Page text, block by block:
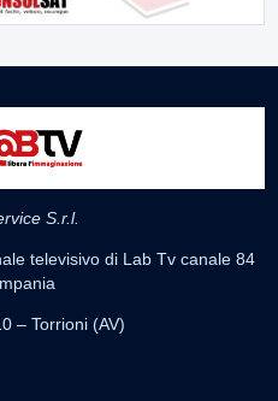
S.r.l.
televisivo di Lab Tv canale 84
– Torrioni (AV)